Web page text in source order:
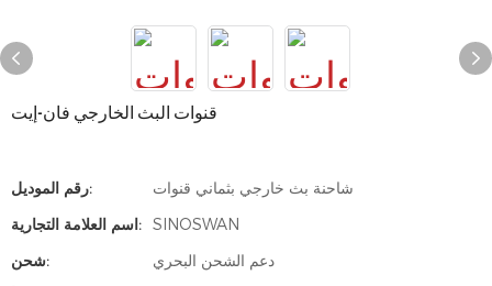
قنوات البث الخارجي فان-إيت
رقم الموديل:
شاحنة بث خارجي بثماني قنوات
اسم العلامة التجارية: SINOSWAN
شحن:
دعم الشحن البحري